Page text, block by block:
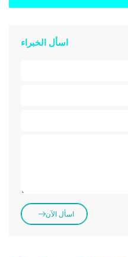
اسأل الخبراء
اسأل الآن